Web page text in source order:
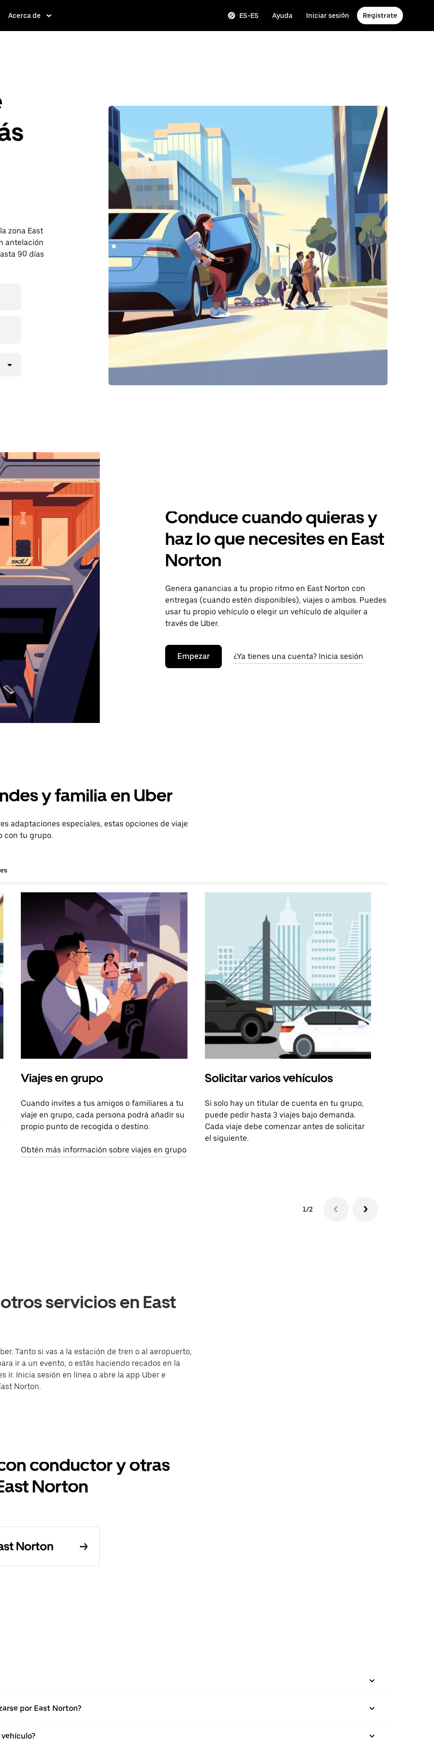
Acerca de ES-ES Ayuda Iniciar sesión Regístrate
zona East
antelación
90 días
Conduce cuando quieras y
haz lo que necesites en East
Norton
Genera ganancias a tu propio ritmo en East Norton con
entregas (cuando estén disponibles), viajes o ambos. Puedes
usar tu propio vehículo o elegir un vehículo de alquiler a
través de Uber.
Empezar ¿Ya tienes una cuenta? Inicia sesión
y familia en Uber
adaptaciones especiales, estas opciones de viaje
con tu grupo.
Viajes en grupo
Cuando invites a tus amigos o familiares a tu
viaje en grupo, cada persona podrá añadir su
propio punto de recogida o destino.
Obtén más información sobre viajes en grupo
Solicitar varios vehículos
Si solo hay un titular de cuenta en tu grupo,
puede pedir hasta 3 viajes bajo demanda.
Cada viaje debe comenzar antes de solicitar
el siguiente.
1/2
servicios en East
Tanto si vas a la estación de tren o al aeropuerto,
ir a un evento, o estás haciendo recados en la
ir. Inicia sesión en línea o abre la app Uber e
Norton.
conductor y otras
Norton
Norton
por East Norton?